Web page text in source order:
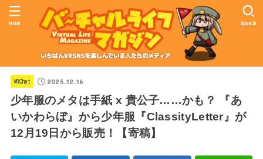
SEARCH
MENU
VRChat 2025.12.16
少年服のメタは手紙 x 貴公子……かも？ 『あ
いかわらぼ』から少年服『ClassityLetter』が
12月19日から販売！【寄稿】